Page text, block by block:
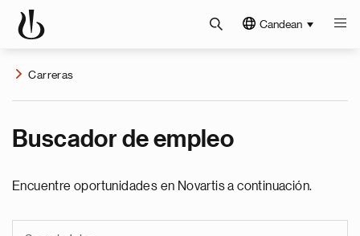
Candean
Carreras
Buscador de empleo
Encuentre oportunidades en Novartis a continuación.